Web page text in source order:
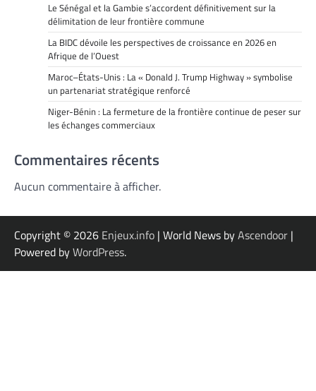
Le Sénégal et la Gambie s’accordent définitivement sur la
délimitation de leur frontière commune
La BIDC dévoile les perspectives de croissance en 2026 en
Afrique de l’Ouest
Maroc–États-Unis : La « Donald J. Trump Highway » symbolise
un partenariat stratégique renforcé
Niger-Bénin : La fermeture de la frontière continue de peser sur
les échanges commerciaux
Commentaires récents
Aucun commentaire à afficher.
Copyright © 2026 Enjeux.info | World News byAscendoor |
Powered byWordPress.